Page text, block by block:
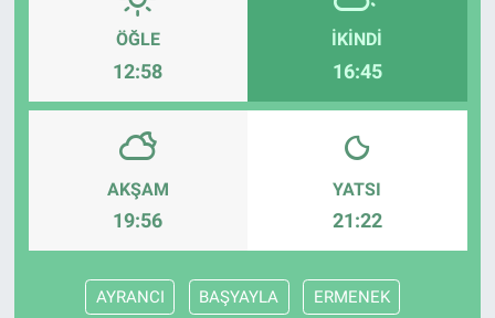
ÖĞLE
12:58
İKINDI
16:45
AKŞAM
19:56
YATSI
21:22
AYRANCI BAŞYAYLA ERMENEK